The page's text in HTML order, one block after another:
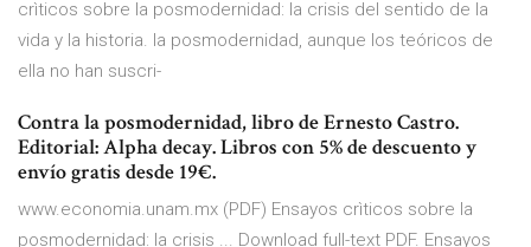
crìticos sobre la posmodernidad: la crisis del sentido de la
vida y la historia. la posmodernidad, aunque los teóricos de
ella no han suscri-
Contra la posmodernidad, libro de Ernesto Castro.
Editorial: Alpha decay. Libros con 5% de descuento y
envío gratis desde 19€.
www.economia.unam.mx (PDF) Ensayos crìticos sobre la
posmodernidad: la crisis ... Download full-text PDF. Ensayos